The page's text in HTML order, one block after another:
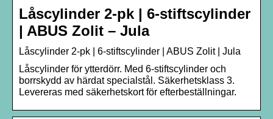
Låscylinder 2-pk | 6-stiftscylinder
| ABUS Zolit – Jula
Låscylinder 2-pk | 6-stiftscylinder | ABUS Zolit | Jula
Låscylinder för ytterdörr. Med 6-stiftscylinder och
borrskydd av härdat specialstål. Säkerhetsklass 3.
Levereras med säkerhetskort för efterbeställningar.